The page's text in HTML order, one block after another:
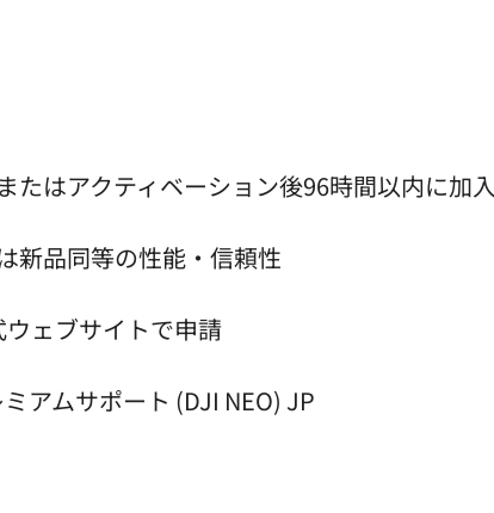
たはアクティベーション後96時間以内に加入
新品同等の性能・信頼性
ェブサイトで申請
アムサポート (DJI NEO) JP